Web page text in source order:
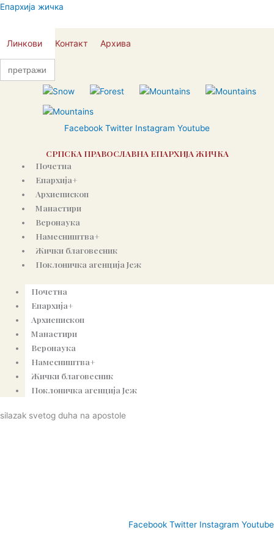
Пређи
Епархија жичка
Линкови Контакт Архива
Search
for:
Facebook Twitter Instagram Youtube
СРПСКА ПРАВОСЛАВНА ЕПАРХИЈА ЖИЧКА
Почетна
Епархија+
Архиепископ
Манастири
Веронаука
Намесништва+
Жички благовесник
Поклоничка агенција Јеж
Почетна
Епархија+
Архиепископ
Манастири
Веронаука
Намесништва+
Жички благовесник
Поклоничка агенција Јеж
silazak svetog duha na apostole
Facebook Twitter Instagram Youtube